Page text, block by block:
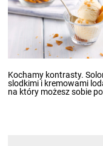
Kochamy kontrasty.
slodkimi i kremowami
na który możesz sobie